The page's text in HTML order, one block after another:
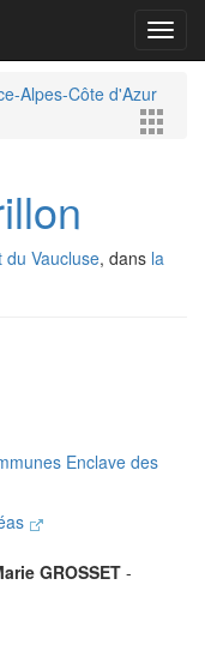
Alpes-Côte d'Azur
Vaucluse, dans la
Enclave des
GROSSET-